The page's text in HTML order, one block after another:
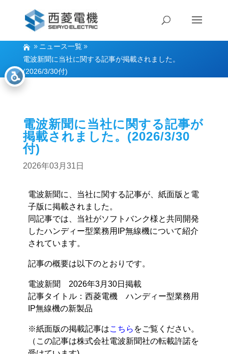
ニュース一覧
電波新聞に当社に関する記事が掲載されました。
(2026/3/30付)
電波新聞に当社に関する記事が
掲載されました。(2026/3/30
付)
2026年03月31日
電波新聞に、当社に関する記事が、紙面版と電
子版に掲載されました。
同記事では、当社がソフトバンク様と共同開発
したハンディー型業務用IP無線機について紹介
されています。
記事の概要は以下のとおりです。
電波新聞 2026年3月30日掲載
記事タイトル：西菱電機 ハンディー型業務用
IP無線機の新製品
※紙面版の掲載記事はこちら をご覧ください。
（この記事は株式会社電波新聞社の転載許諾を